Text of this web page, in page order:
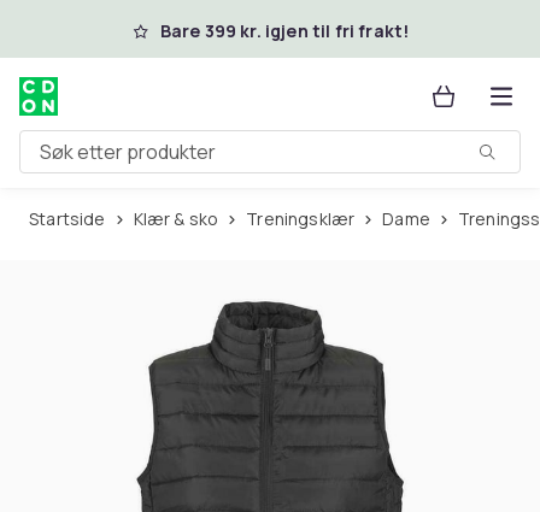
Hopp til hovedinnholdBare 399 kr. igjen til fri frakt!
Søk etter produkter
Startside Klær & sko Treningsklær Dame